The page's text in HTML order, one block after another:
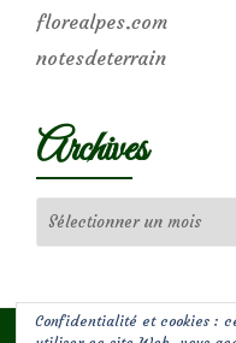
florealpes.com
notesdeterrain
Archives
Confidentialité et cookies :